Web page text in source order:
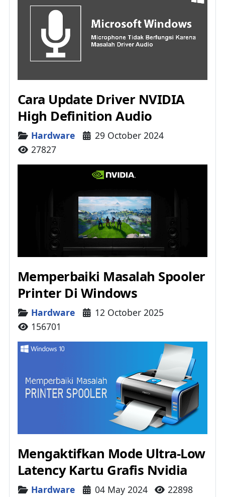
Cara Update Driver NVIDIA
High Definition Audio
Details
Hardware
29 October 2024
27827
Memperbaiki Masalah Spooler
Printer Di Windows
Details
Hardware
12 October 2025
156701
Mengaktifkan Mode Ultra-Low
Latency Kartu Grafis Nvidia
Details
Hardware 04 May 2024 22898